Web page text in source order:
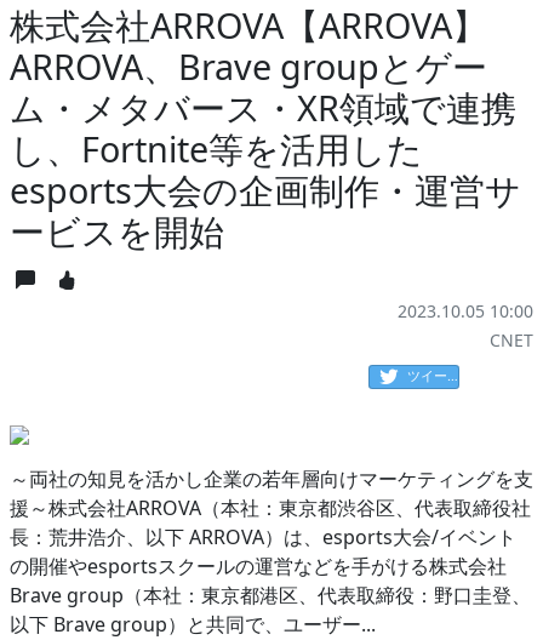
株式会社ARROVA【ARROVA】
ARROVA、Brave groupとゲー
ム・メタバース・XR領域で連携
し、Fortnite等を活用した
esports大会の企画制作・運営サ
ービスを開始
2023.10.05 10:00
CNET
ツイート
～両社の知見を活かし企業の若年層向けマーケティングを支
援～株式会社ARROVA（本社：東京都渋谷区、代表取締役社
長：荒井浩介、以下 ARROVA）は、esports大会/イベント
の開催やesportsスクールの運営などを手がける株式会社
Brave group（本社：東京都港区、代表取締役：野口圭登、
以下 Brave group）と共同で、ユーザー...